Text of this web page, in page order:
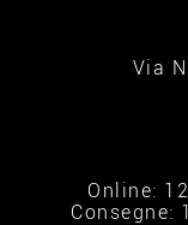
Via
Online:
Consegne: